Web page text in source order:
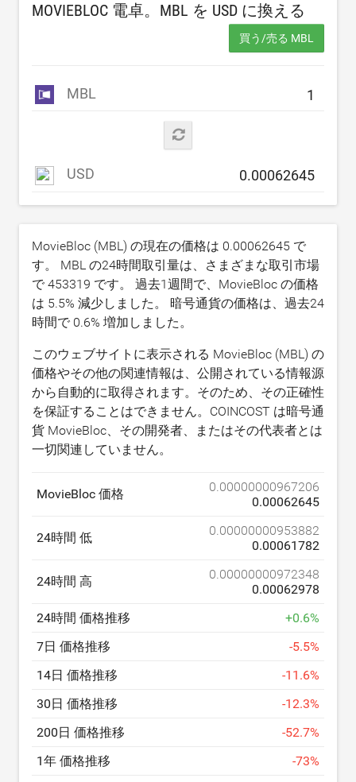
MOVIEBLOC 電卓。MBL を USD に換える
買う/売る MBL
MBL
USD
MovieBloc (MBL) の現在の価格は 0.00062645 で
す。 MBL の24時間取引量は、さまざまな取引市場
で 453319 です。 過去1週間で、MovieBloc の価格
は 5.5% 減少しました。 暗号通貨の価格は、過去24
時間で 0.6% 増加しました。
このウェブサイトに表示される MovieBloc (MBL) の
価格やその他の関連情報は、公開されている情報源
から自動的に取得されます。そのため、その正確性
を保証することはできません。COINCOST は暗号通
貨 MovieBloc、その開発者、またはその代表者とは
一切関連していません。
MovieBloc 価格
0.00000000967206
0.00062645
24時間 低
0.00000000953882
0.00061782
24時間 高
0.00000000972348
0.00062978
24時間 価格推移
+0.6%
7日 価格推移
-5.5%
14日 価格推移
-11.6%
30日 価格推移
-12.3%
200日 価格推移
-52.7%
1年 価格推移
-73%